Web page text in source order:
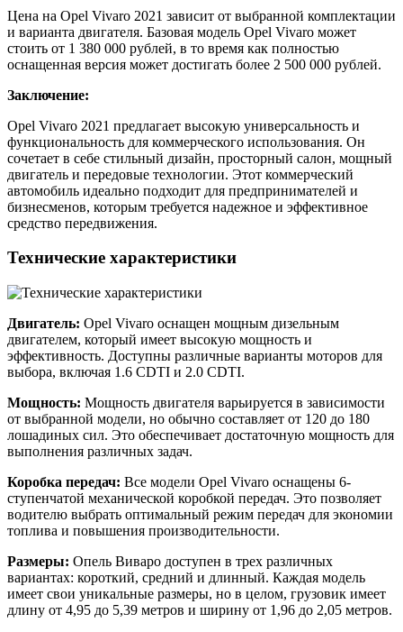
Цена на Opel Vivaro 2021 зависит от выбранной комплектации
и варианта двигателя. Базовая модель Opel Vivaro может
стоить от 1 380 000 рублей, в то время как полностью
оснащенная версия может достигать более 2 500 000 рублей.
Заключение:
Opel Vivaro 2021 предлагает высокую универсальность и
функциональность для коммерческого использования. Он
сочетает в себе стильный дизайн, просторный салон, мощный
двигатель и передовые технологии. Этот коммерческий
автомобиль идеально подходит для предпринимателей и
бизнесменов, которым требуется надежное и эффективное
средство передвижения.
Технические характеристики
Двигатель: Opel Vivaro оснащен мощным дизельным
двигателем, который имеет высокую мощность и
эффективность. Доступны различные варианты моторов для
выбора, включая 1.6 CDTI и 2.0 CDTI.
Мощность: Мощность двигателя варьируется в зависимости
от выбранной модели, но обычно составляет от 120 до 180
лошадиных сил. Это обеспечивает достаточную мощность для
выполнения различных задач.
Коробка передач: Все модели Opel Vivaro оснащены 6-
ступенчатой механической коробкой передач. Это позволяет
водителю выбрать оптимальный режим передач для экономии
топлива и повышения производительности.
Размеры: Опель Виваро доступен в трех различных
вариантах: короткий, средний и длинный. Каждая модель
имеет свои уникальные размеры, но в целом, грузовик имеет
длину от 4,95 до 5,39 метров и ширину от 1,96 до 2,05 метров.